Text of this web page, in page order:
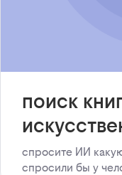
поиск
спросите ИИ
спросили бы у